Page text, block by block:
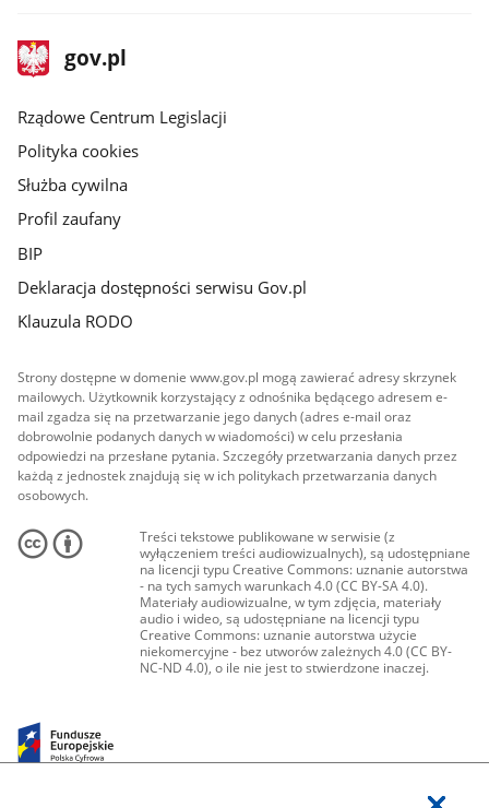
stopka
gov.plStrona
gov.pl
Rządowe Centrum Legislacji
Polityka cookies
Służba cywilna
Profil zaufany
BIP
Deklaracja dostępności serwisu Gov.pl
Klauzula RODO
Strony dostępne w domenie www.gov.pl mogą zawierać adresy skrzynek
mailowych. Użytkownik korzystający z odnośnika będącego adresem e-
mail zgadza się na przetwarzanie jego danych (adres e-mail oraz
dobrowolnie podanych danych w wiadomości) w celu przesłania
odpowiedzi na przesłane pytania. Szczegóły przetwarzania danych przez
każdą z jednostek znajdują się w ich politykach przetwarzania danych
osobowych.
Treści tekstowe publikowane w serwisie (z
wyłączeniem treści audiowizualnych), są udostępniane
na licencji typu Creative Commons: uznanie autorstwa
- na tych samych warunkach 4.0 (CC BY-SA 4.0).
Materiały audiowizualne, w tym zdjęcia, materiały
audio i wideo, są udostępniane na licencji typu
Creative Commons: uznanie autorstwa użycie
niekomercyjne - bez utworów zależnych 4.0 (CC BY-
NC-ND 4.0), o ile nie jest to stwierdzone inaczej.